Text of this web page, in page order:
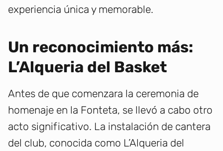
experiencia única y memorable.
Un reconocimiento más:
L’Alqueria del Basket
Antes de que comenzara la ceremonia de
homenaje en la Fonteta, se llevó a cabo otro
acto significativo. La instalación de cantera
del club, conocida como L’Alqueria del